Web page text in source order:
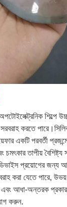
শিল্পে
সরবরাহ করতে
একটি পরবর্তী
চমৎকার তাপীয়
ডিভাইস প্রয়োগের
করা যেতে
এবং আধা-অন্তরক
করুন.